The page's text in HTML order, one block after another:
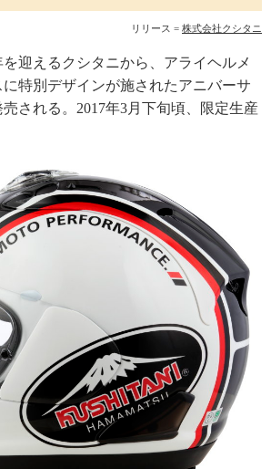
リリース = 株式会社クシタニ
を迎えるクシタニから、アライヘルメ
特別デザインが施されたアニバーサ
される。2017年3月下旬頃、限定生産